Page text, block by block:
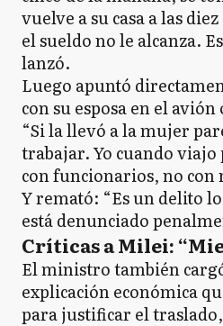
vuelve a su casa a las
el sueldo no le alcanza.
lanzó.
Luego apuntó
con su esposa en el
“Si la llevó a la mujer
trabajar. Yo cuando
con funcionarios, no
Y remató: “Es un delito
está denunciado
Críticas a Milei:
El ministro también
explicación económica
para justificar el